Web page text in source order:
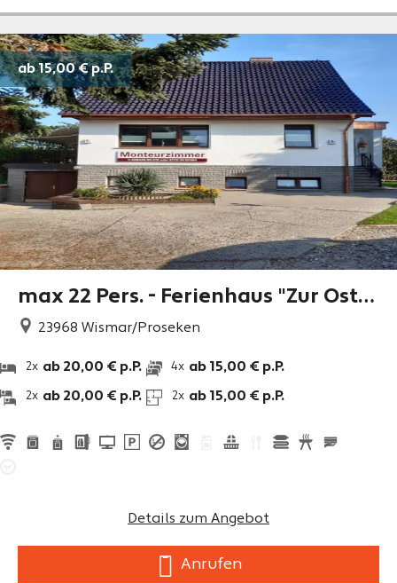
max 22 Pers. - Ferienhaus "Zur Osts
ee" Wismar / Proseken
23968 Wismar/Proseken
2x ab 20,00 € p.P.
2x ab 20,00 € p.P.
4x ab 15,00 € p.P.
2x ab 15,00 € p.P.
Details zum Angebot
Anrufen
ab 15,00 €p.P.